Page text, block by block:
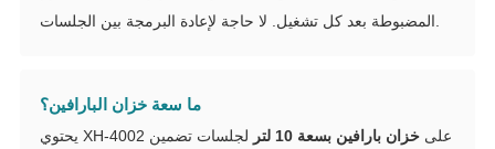
ما سعة خزان البارافين؟
يحتوي XH-4002 علىخزان بارافين بسعة 10 لتر
لجلسات تضمين